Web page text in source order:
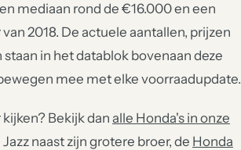
mediaan rond de €16.000 en een
2018. De actuele aantallen, prijzen
in het datablok bovenaan deze
mee met elke voorraadupdate.
Bekijk dan alle Honda's in onze
Jazz naast zijn grotere broer, de Honda